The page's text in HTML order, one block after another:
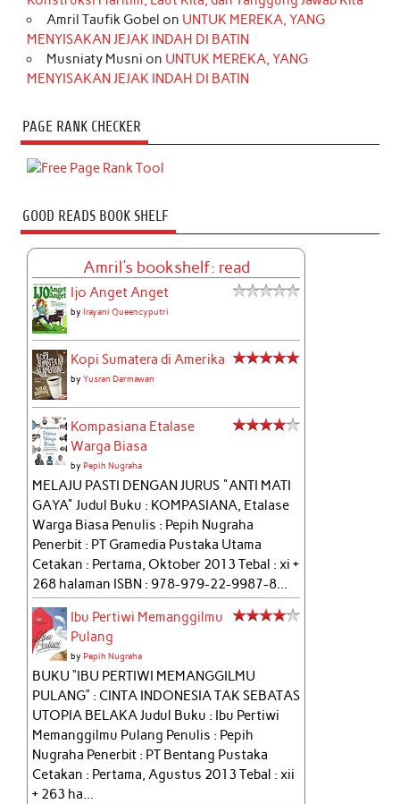
Amril Taufik Gobel on UNTUK MEREKA, YANG
MENYISAKAN JEJAK INDAH DI BATIN
Musniaty Musni on UNTUK MEREKA, YANG
MENYISAKAN JEJAK INDAH DI BATIN
PAGE RANK CHECKER
GOOD READS BOOK SHELF
Amril's bookshelf: read
Ijo Anget Anget
byIrayani Queencyputri
Kopi Sumatera di Amerika
byYusran Darmawan
Kompasiana Etalase
Warga Biasa
byPepih Nugraha
MELAJU PASTI DENGAN JURUS "ANTI MATI
GAYA" Judul Buku : KOMPASIANA, Etalase
Warga Biasa Penulis : Pepih Nugraha
Penerbit : PT Gramedia Pustaka Utama
Cetakan : Pertama, Oktober 2013 Tebal : xi +
268 halaman ISBN : 978-979-22-9987-8...
Ibu Pertiwi Memanggilmu
Pulang
byPepih Nugraha
BUKU “IBU PERTIWI MEMANGGILMU
PULANG” : CINTA INDONESIA TAK SEBATAS
UTOPIA BELAKA Judul Buku : Ibu Pertiwi
Memanggilmu Pulang Penulis : Pepih
Nugraha Penerbit : PT Bentang Pustaka
Cetakan : Pertama, Agustus 2013 Tebal : xii
+ 263 ha...